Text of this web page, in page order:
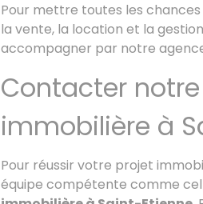
Pour mettre toutes les
la vente, la location et la
accompagner par notre
Contacter
immobilière à
Pour réussir votre projet
équipe compétente comme